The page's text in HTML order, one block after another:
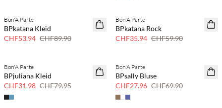
40 % Rabatt
Bon'A Parte
BPkatana Kleid
CHF53.94 CHF89.90
40 % Rabatt
Bon'A Parte
BPkatana Rock
CHF35.94 CHF59.90
SAVE20
60% Rabatt
Bon'A Parte
BPjuliana Kleid
CHF31.98 CHF79.95
60% Rabatt
Bon'A Parte
BPsally Bluse
CHF27.96 CHF69.90